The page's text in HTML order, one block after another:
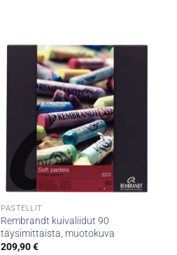
PASTELLIT
Rembrandt kuivaliidut 90
täysimittaista, muotokuva
209,90€